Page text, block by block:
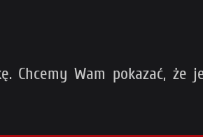
Wam pokazać, że